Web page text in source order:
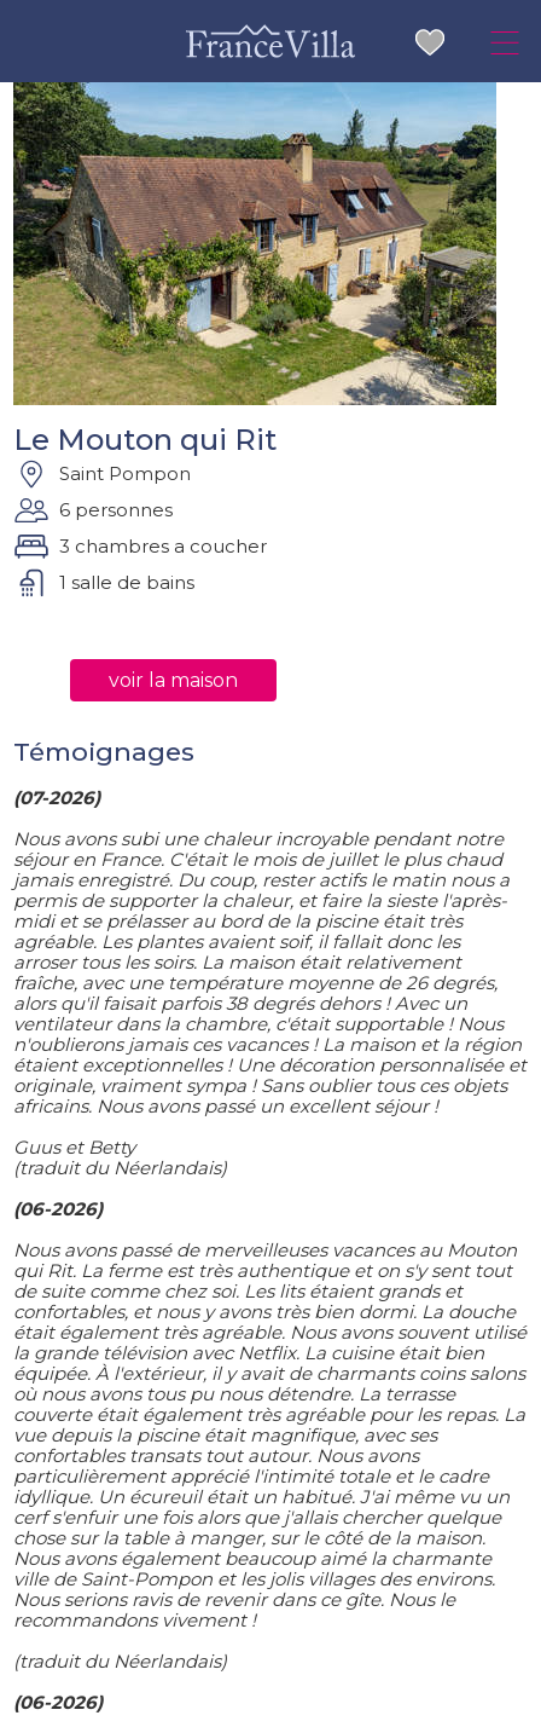
Le Mouton qui Rit
Saint Pompon
6 personnes
3 chambres a coucher
1 salle de bains
voir la maison
Témoignages
(07-2026)
Nous avons subi une chaleur incroyable pendant notre
séjour en France. C'était le mois de juillet le plus chaud
jamais enregistré. Du coup, rester actifs le matin nous a
permis de supporter la chaleur, et faire la sieste l'après-
midi et se prélasser au bord de la piscine était très
agréable. Les plantes avaient soif, il fallait donc les
arroser tous les soirs. La maison était relativement
fraîche, avec une température moyenne de 26 degrés,
alors qu'il faisait parfois 38 degrés dehors ! Avec un
ventilateur dans la chambre, c'était supportable ! Nous
n'oublierons jamais ces vacances ! La maison et la région
étaient exceptionnelles ! Une décoration personnalisée et
originale, vraiment sympa ! Sans oublier tous ces objets
africains. Nous avons passé un excellent séjour !
Guus et Betty
(traduit du Néerlandais)
(06-2026)
Nous avons passé de merveilleuses vacances au Mouton
qui Rit. La ferme est très authentique et on s'y sent tout
de suite comme chez soi. Les lits étaient grands et
confortables, et nous y avons très bien dormi. La douche
était également très agréable. Nous avons souvent utilisé
la grande télévision avec Netflix. La cuisine était bien
équipée. À l'extérieur, il y avait de charmants coins salons
où nous avons tous pu nous détendre. La terrasse
couverte était également très agréable pour les repas. La
vue depuis la piscine était magnifique, avec ses
confortables transats tout autour. Nous avons
particulièrement apprécié l'intimité totale et le cadre
idyllique. Un écureuil était un habitué. J'ai même vu un
cerf s'enfuir une fois alors que j'allais chercher quelque
chose sur la table à manger, sur le côté de la maison.
Nous avons également beaucoup aimé la charmante
ville de Saint-Pompon et les jolis villages des environs.
Nous serions ravis de revenir dans ce gîte. Nous le
recommandons vivement !
(traduit du Néerlandais)
(06-2026)